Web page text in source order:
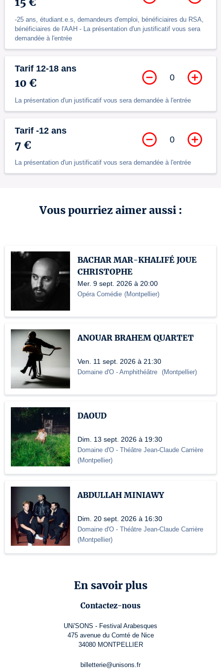
-25 ans, étudiant.e.s, demandeurs d'emploi, bénéficiaires du RSA,
bénéficiaires de l'AAH - La présentation d'un justificatif vous sera
demandée à l'entrée
Tarif 12-18 ans
10 €
La présentation d'un justificatif vous sera demandée à l'entrée
0
Tarif -12 ans
7 €
La présentation d'un justificatif vous sera demandée à l'entrée
0
Vous pourriez aimer aussi :
BACHAR MAR-KHALIFÉ JOUE
CHRISTOPHE
Mer. 9 sept. 2026 à 20:00
Opéra Comédie (Montpellier)
ANOUAR BRAHEM QUARTET
Ven. 11 sept. 2026 à 21:30
Domaine d'O - Amphithéâtre (Montpellier)
DAOUD
Dim. 13 sept. 2026 à 19:30
Domaine d'O - Théâtre Jean-Claude Carrière
(Montpellier)
ABDULLAH MINIAWY
Dim. 20 sept. 2026 à 16:30
Domaine d'O - Théâtre Jean-Claude Carrière
(Montpellier)
En savoir plus
Contactez-nous
UNi'SONS - Festival Arabesques
475 avenue du Comté de Nice
34080 MONTPELLIER
billetterie@unisons.fr